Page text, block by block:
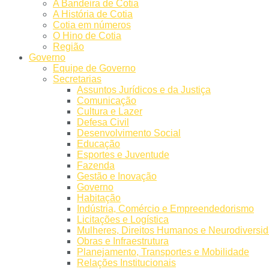
A Bandeira de Cotia
A História de Cotia
Cotia em números
O Hino de Cotia
Região
Governo
Equipe de Governo
Secretarias
Assuntos Jurídicos e da Justiça
Comunicação
Cultura e Lazer​
Defesa Civil
Desenvolvimento Social
Educação
Esportes e Juventude
Fazenda
Gestão e Inovação
Governo
Habitação
Indústria, Comércio e Empreendedorismo
Licitações e Logística
Mulheres, Direitos Humanos e
Obras e Infraestrutura
Planejamento, Transportes e Mobilidade
Relações Institucionais